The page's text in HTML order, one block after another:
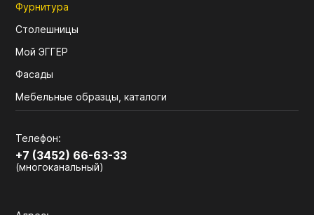
Фурнитура
Столешницы
Мой ЭГГЕР
Фасады
Мебельные образцы, каталоги
Телефон:
+7 (3452) 66-63-33
(многоканальный)